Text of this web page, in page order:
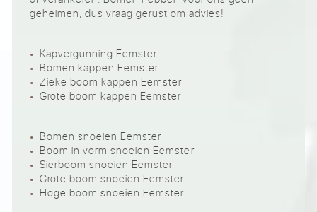
geheimen, dus vraag gerust om advies!
Kapvergunning Eemster
Bomen kappen Eemster
Zieke boom kappen Eemster
Grote boom kappen Eemster
Bomen snoeien Eemster
Boom in vorm snoeien Eemster
Sierboom snoeien Eemster
Grote boom snoeien Eemster
Hoge boom snoeien Eemster